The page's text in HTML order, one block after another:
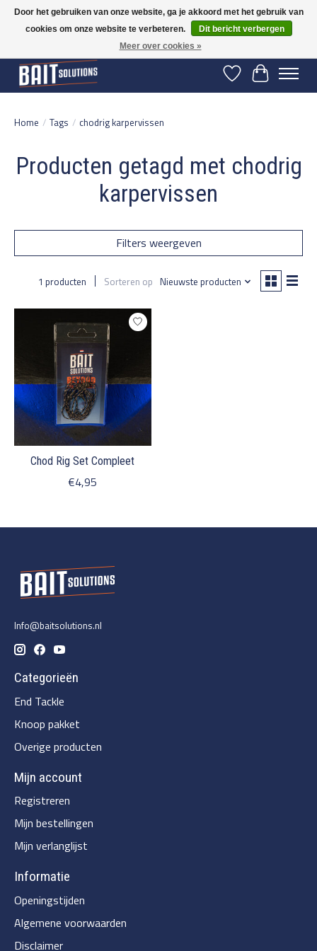
Gratis verzending vanaf 50 euro binnen NL | Op voorraad binnen 2-5 werkdagen
verzonden | België vanaf 70 euro gratis verzonden
Verlanglijst
Home / Tags / chodrig karpervissen
Producten getagd met chodrig
karpervissen
Filters weergeven
1 producten Sorteren op Nieuwste producten
Chod Rig Set Compleet
€4,95
Info@baitsolutions.nl
Categorieën
End Tackle
Knoop pakket
Overige producten
Mijn account
Registreren
Mijn bestellingen
Mijn verlanglijst
Informatie
Openingstijden
Algemene voorwaarden
Disclaimer
Door het gebruiken van onze website, ga je akkoord met het gebruik van
cookies om onze website te verbeteren.
Dit bericht verbergen
Meer over cookies »